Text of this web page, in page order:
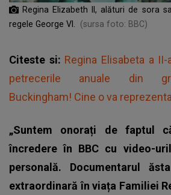
Regina Elizabeth II, alături de sora
regele George VI.
(sursa foto: BBC)
Citeste si: Regina Elisabeta a
petrecerile anuale din
Buckingham! Cine o va
„Suntem onorați de faptul
încredere în BBC cu video-
personală. Documentarul
extraordinară în viața Familiei